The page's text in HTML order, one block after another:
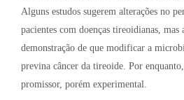
Alguns estudos sugerem alterações no
pacientes com doenças tireoidianas, mas
demonstração de que modificar a
previna câncer da tireoide. Por
promissor, porém experimental.